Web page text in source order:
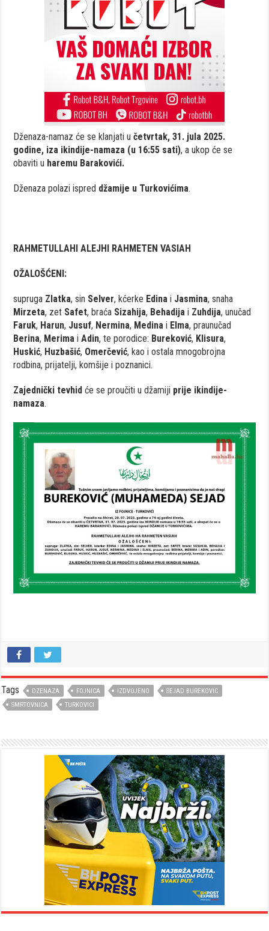
Dženaza-namaz će se klanjati učetvrtak, 31. jula 2025.
godine, iza ikindije-namaza (u 16:55 sati), a ukop će se
obaviti u haremu Barakovići.
Dženaza polazi ispred džamije u Turkovićima.
RAHMETULLAHI ALEJHI RAHMETEN VASIAH
OŽALOŠĆENI:
supruga Zlatka, sin Selver, kćerke Edina i Jasmina, snaha
Mirzeta, zet Safet, braća Sizahija, Behadija i Zuhdija, unučad
Faruk, Harun, Jusuf, Nermina, Medina i Elma, praunučad
Berina, Merima iAdin, te porodice: Bureković, Klisura,
Huskić, Huzbašić, Omerčević, kao i ostala mnogobrojna
rodbina, prijatelji, komšije i poznanici.
Zajednički tevhid će se proučiti u džamiji prije ikindije-
namaza.
Tags DZENAZA FOJNICA IZDVOJENO
SEJAD BUREKOVIC
SMRTOVNICA
TURKOVICI